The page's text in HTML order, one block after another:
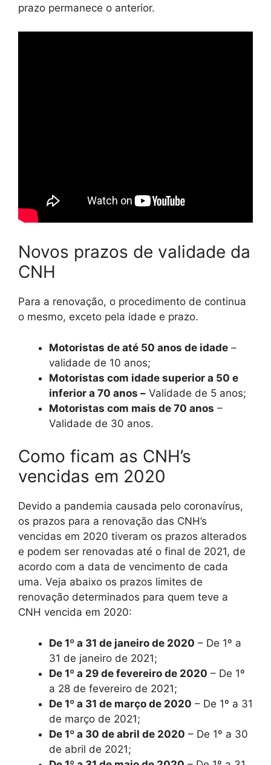
prazo permanece o anterior.
Novos prazos de validade da
CNH
Para a renovação, o procedimento de continua
o mesmo, exceto pela idade e prazo.
Motoristas de até 50 anos de idade –
validade de 10 anos;
Motoristas com idade superior a 50 e
inferior a 70 anos – Validade de 5 anos;
Motoristas com mais de 70 anos –
Validade de 30 anos.
Como ficam as CNH’s
vencidas em 2020
Devido a pandemia causada pelo coronavírus,
os prazos para a renovação das CNH’s
vencidas em 2020 tiveram os prazos alterados
e podem ser renovadas até o final de 2021, de
acordo com a data de vencimento de cada
uma. Veja abaixo os prazos limites de
renovação determinados para quem teve a
CNH vencida em 2020:
De 1º a 31 de janeiro de 2020 – De 1º a
31 de janeiro de 2021;
De 1º a 29 de fevereiro de 2020 – De 1º
a 28 de fevereiro de 2021;
De 1º a 31 de março de 2020 – De 1º a 31
de março de 2021;
De 1º a 30 de abril de 2020 – De 1º a 30
de abril de 2021;